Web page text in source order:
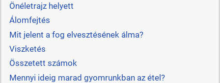
Önéletrajz helyett
Álomfejtés
Mit jelent a fog elvesztésének álma?
Viszketés
Összetett számok
Mennyi ideig marad gyomrunkban az étel?